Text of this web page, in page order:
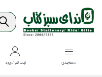
دسته‌بندي ثبت نام / ورود